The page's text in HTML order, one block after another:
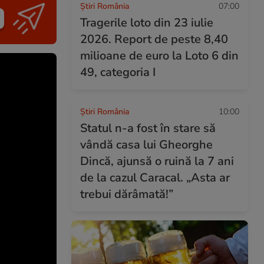
Știri România 07:00
Tragerile loto din 23 iulie
2026. Report de peste 8,40
milioane de euro la Loto 6 din
49, categoria I
Știri România 10:00
Statul n-a fost în stare să
vândă casa lui Gheorghe
Dincă, ajunsă o ruină la 7 ani
de la cazul Caracal. „Asta ar
trebui dărâmată!”